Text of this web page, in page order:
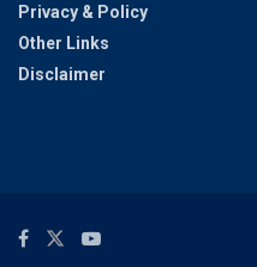
Privacy & Policy
Other Links
Disclaimer